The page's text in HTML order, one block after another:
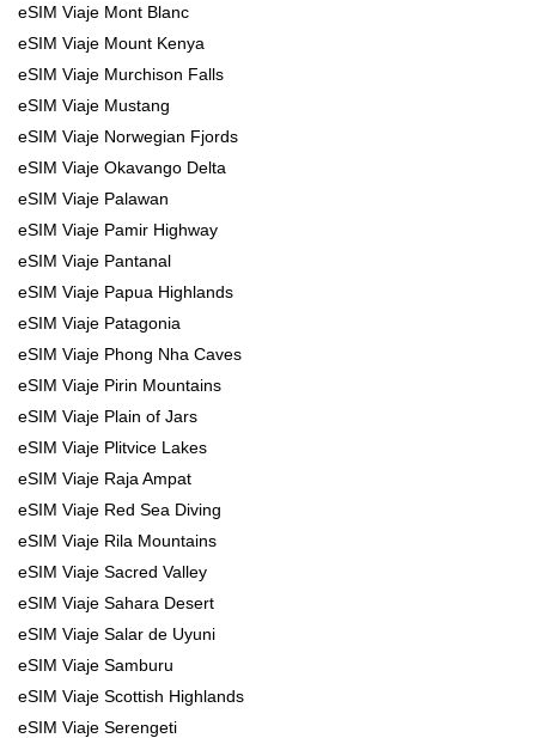
eSIM Viaje Mont Blanc
eSIM Viaje Mount Kenya
eSIM Viaje Murchison Falls
eSIM Viaje Mustang
eSIM Viaje Norwegian Fjords
eSIM Viaje Okavango Delta
eSIM Viaje Palawan
eSIM Viaje Pamir Highway
eSIM Viaje Pantanal
eSIM Viaje Papua Highlands
eSIM Viaje Patagonia
eSIM Viaje Phong Nha Caves
eSIM Viaje Pirin Mountains
eSIM Viaje Plain of Jars
eSIM Viaje Plitvice Lakes
eSIM Viaje Raja Ampat
eSIM Viaje Red Sea Diving
eSIM Viaje Rila Mountains
eSIM Viaje Sacred Valley
eSIM Viaje Sahara Desert
eSIM Viaje Salar de Uyuni
eSIM Viaje Samburu
eSIM Viaje Scottish Highlands
eSIM Viaje Serengeti